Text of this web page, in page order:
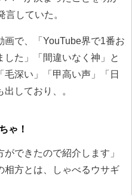
言していた。
画で、「YouTube界で1番お
した」「間違いなく神」と
深い」「甲高い声」「日
しており、。
ゃ！
できたので紹介します」
相方とは、しゃべるウサギ